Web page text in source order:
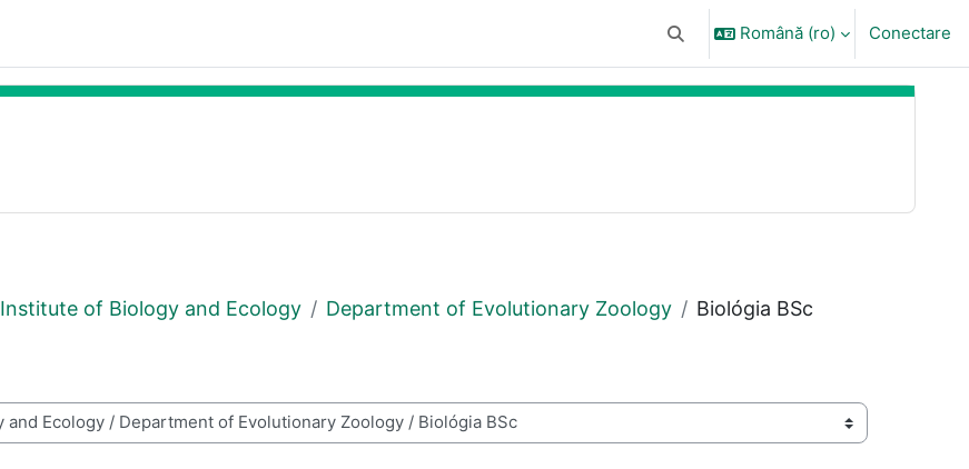
Afișați căutareaRomână ‎(ro)‎ Conectare
Institute of Biology and Ecology Department of Evolutionary Zoology Biológia BSc